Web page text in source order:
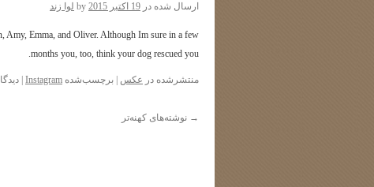
ارسال شده در 19 اکتبر 2015 by لوا زند
Amy, Emma, and Oliver. Although Im sure in a few
months you, too, think your dog rescued you.
منتشرشده در عکس برچسب‌شده Instagram
→ نوشته‌های کهنه‌تر